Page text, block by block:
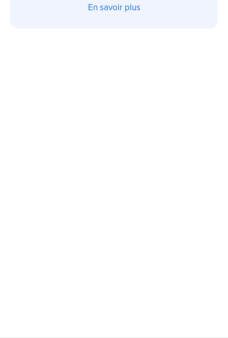
En savoir plus